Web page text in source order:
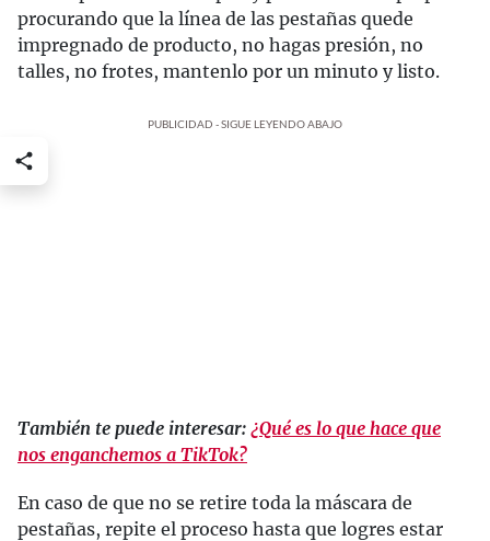
procurando que la línea de las pestañas quede
impregnado de producto, no hagas presión, no
talles, no frotes, mantenlo por un minuto y listo.
PUBLICIDAD - SIGUE LEYENDO ABAJO
También te puede interesar: ¿Qué es lo que hace que
nos enganchemos a TikTok?
En caso de que no se retire toda la máscara de
pestañas, repite el proceso hasta que logres estar